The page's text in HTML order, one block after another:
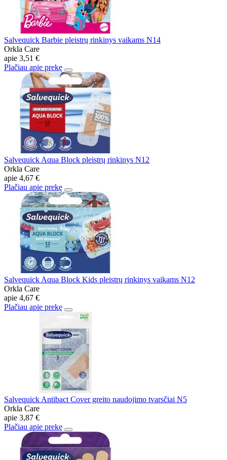
Salvequick Barbie pleistrų rinkinys vaikams N14
Orkla Care
apie 3,51 €
Plačiau apie prekę
Salvequick Aqua Block pleistrų rinkinys N12
Orkla Care
apie 4,67 €
Plačiau apie prekę
Salvequick Aqua Block Kids pleistrų rinkinys vaikams N12
Orkla Care
apie 4,67 €
Plačiau apie prekę
Salvequick Antibact Cover greito naudojimo tvarsčiai N5
Orkla Care
apie 3,87 €
Plačiau apie prekę